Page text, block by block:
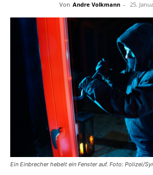
Von Andre Volkmann - 25.
Ein Einbrecher hebelt ein Fenster auf. Foto: Polizei/